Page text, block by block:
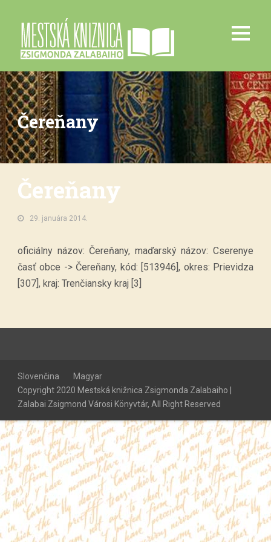
Čereňany
Čereňany
29. januára 2014.
oficiálny názov: Čereňany, maďarský názov: Cserenye
časť obce -> Čereňany, kód: [513946], okres: Prievidza
[307], kraj: Trenčiansky kraj [3]
Slovenčina
Magyar
Copyright 2020 Mestská knižnica Zsigmonda Zalabaiho |
Zalabai Zsigmond Városi Könyvtár, All Right Reserved